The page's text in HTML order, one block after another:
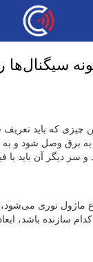
چیزی که باید
به برق وصل شود و
دیگر آن باید با
نوری می‌شود،
سازنده باشد، ابعاد